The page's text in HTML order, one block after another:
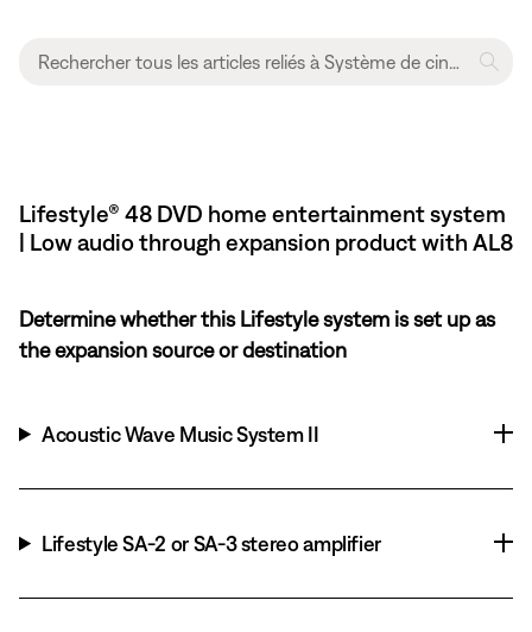
Lifestyle® 48 DVD home entertainment system
| Low audio through expansion product with AL8
Determine whether this Lifestyle system is set up as
the expansion source or destination
Acoustic Wave Music System II
Lifestyle SA-2 or SA-3 stereo amplifier